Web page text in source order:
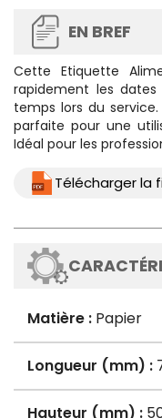
EN BREF
CetteEtiquette
rapidement les
temps lors du
parfaite pour une
Idéal pour les
Télécharger la
Matière : Papier
Longueur (mm) :
Hauteur (mm) :